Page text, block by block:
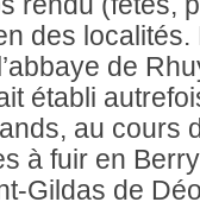
des localités.
de
établi
au cours
à fuir en
Gildas de